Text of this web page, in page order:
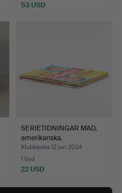
53 USD
SERIETIDNINGAR MAD,
amerikanska.
Klubbades 12 jun 2024
1 bud
22 USD